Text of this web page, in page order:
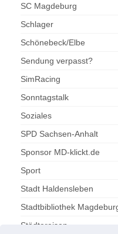
SC Magdeburg
Schlager
Schönebeck/Elbe
Sendung verpasst?
SimRacing
Sonntagstalk
Soziales
SPD Sachsen-Anhalt
Sponsor MD-klickt.de
Sport
Stadt Haldensleben
Stadtbibliothek
Städtereisen